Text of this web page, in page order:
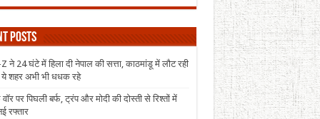
Posts
ने 24 घंटे में हिला दी नेपाल की सत्ता, काठमांडू में लौट रही
ये शहर अभी भी धधक रहे
पर पिघली बर्फ, ट्रंप और मोदी की दोस्ती से रिश्तों में
रफ्तार